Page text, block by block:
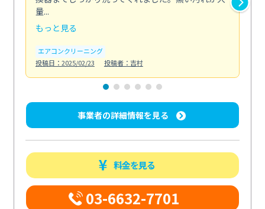
量...
もっと見る
エアコンクリーニング
投稿日：2025/02/23
投稿者：吉村
事業者の詳細情報を見る
料金を見る
03-6632-7701